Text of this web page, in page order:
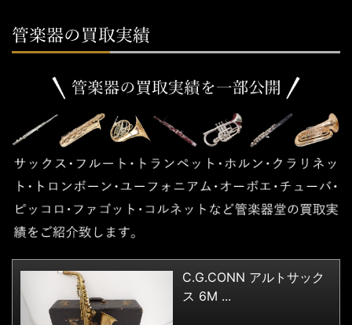
C.G.CONN アルトサック
ス 6M ...